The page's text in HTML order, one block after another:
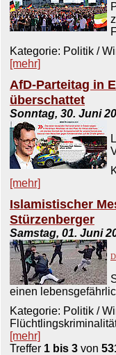
Kategorie: Politik /
[mehr]
AfD-Parteitag in
überschattet
Sonntag, 30. Juni
[mehr]
Islamistischer
Stürzenberger
Samstag, 01. Juni
einen
Kategorie: Politik /
[mehr]
Treffer 1 bis 3 von